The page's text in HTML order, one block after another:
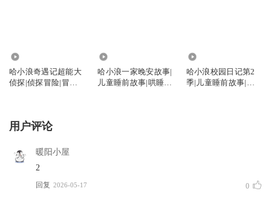
哈小浪奇遇记超能大
侦探|侦探冒险|冒险
哈小浪一家晚安故事|
儿童睡前故事|哄睡故
哈小浪校园日记第2
季|儿童睡前故事|校
用户评论
暖阳小屋
2
回复 2026-05-17 0